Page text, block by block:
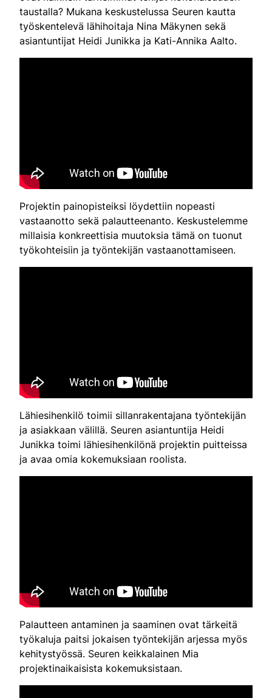
taustalla? Mukana keskustelussa Seuren kautta
työskentelevä lähihoitaja Nina Mäkynen sekä
asiantuntijat Heidi Junikka ja Kati-Annika Aalto.
Projektin painopisteiksi löydettiin nopeasti
vastaanotto sekä palautteenanto. Keskustelemme
millaisia konkreettisia muutoksia tämä on tuonut
työkohteisiin ja työntekijän vastaanottamiseen.
Lähiesihenkilö toimii sillanrakentajana työntekijän
ja asiakkaan välillä. Seuren asiantuntija Heidi
Junikka toimi lähiesihenkilönä projektin puitteissa
ja avaa omia kokemuksiaan roolista.
Palautteen antaminen ja saaminen ovat tärkeitä
työkaluja paitsi jokaisen työntekijän arjessa myös
kehitystyössä. Seuren keikkalainen Mia
projektinaikaisista kokemuksistaan.